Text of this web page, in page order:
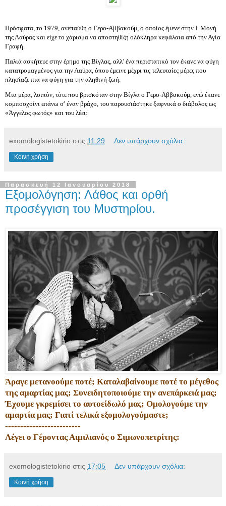
Πρόσφατα, το 1979, ανεπαύθη ο Γερο‐Αββακούμ, ο οποίος έμενε στην Ι. Μονή
της Λαύρας και είχε το χάρισμα να αποστηθίζη ολόκληρα κεφάλαια από την Αγία
Γραφή.
Παλιά ασκήτευε στην έρημο της Βίγλας, αλλ’ ένα περιστατικό τον έκανε να φύγη
κατατρομαγμένος για την Λαύρα, όπου έμεινε μέχρι τις τελευταίες μέρες που
πλησίαζε πια να φύγη για την αληθινή ζωή.
Μια μέρα, λοιπόν, τότε που βρισκόταν στην Βίγλα ο Γερο‐Αββακούμ, ενώ έκανε
κομποσχοίνι επάνω σ’ έναν βράχο, του παρουσιάστηκε ξαφνικά ο διάβολος ως
«Άγγελος φωτός» και του λέει:
exomologistetokirio στις 11:29 Δεν υπάρχουν σχόλια:
Κοινή χρήση
Παρασκευή 12 Ιανουαρίου 2018
Εξομολόγηση: Λάθος και ορθή
προσέγγιση του Μυστηρίου.
Άραγε μετανοούμε ποτέ; Καταλαβαίνουμε ποτέ το μέγεθος
της αμαρτίας μας; Συνειδητοποιούμε την ανεπάρκειά μας;
Έχουμε γκρεμίσει το αυτοείδωλό μας; Ομολογούμε την
αμαρτία μας; Γιατί τελικά εξομολογούμαστε;
-------------------------
Λέγει ο Γέροντας Αιμιλιανός ο Σιμωνοπετρίτης:
exomologistetokirio στις 17:05 Δεν υπάρχουν σχόλια:
Κοινή χρήση